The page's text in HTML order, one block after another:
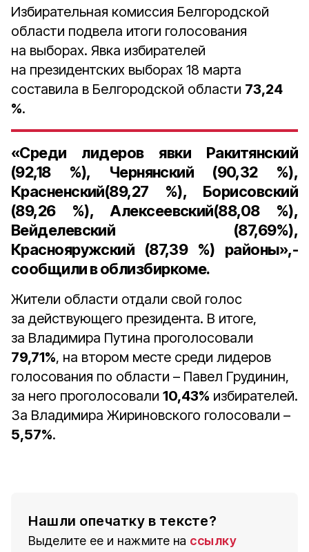
Избирательная комиссия Белгородской
области подвела итоги голосования
на выборах. Явка избирателей
на президентских выборах 18 марта
составила в Белгородской области 73,24
%.
«Среди лидеров явки Ракитянский
(92,18 %), Чернянский (90,32 %),
Красненский(89,27 %), Борисовский
(89,26 %), Алексеевский(88,08 %),
Вейделевский (87,69%),
Краснояружский (87,39 %) районы»,-
сообщили в облизбиркоме.
Жители области отдали свой голос
за действующего президента. В итоге,
за Владимира Путина проголосовали
79,71%, на втором месте среди лидеров
голосования по области – Павел Грудинин,
за него проголосовали 10,43% избирателей.
За Владимира Жириновского голосовали –
5,57%.
Нашли опечатку в тексте?
Выделите ее и нажмите на ссылку